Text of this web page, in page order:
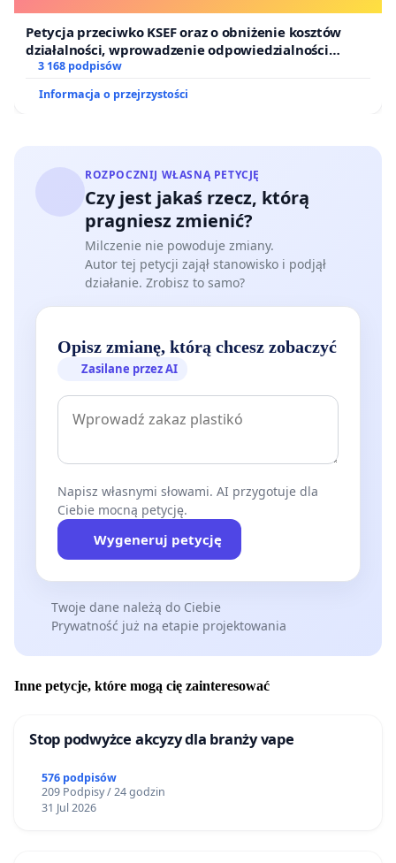
Petycja przeciwko KSEF oraz o obniżenie kosztów
działalności, wprowadzenie odpowiedzialności
finansowej kluczowych urzędników i sędziów
3 168 podpisów
Informacja o przejrzystości
ROZPOCZNIJ WŁASNĄ PETYCJĘ
Czy jest jakaś rzecz, którą
pragniesz zmienić?
Milczenie nie powoduje zmiany.
Autor tej petycji zajął stanowisko i podjął
działanie. Zrobisz to samo?
Opisz zmianę, którą chcesz zobaczyć
Zasilane przez AI
Napisz własnymi słowami. AI przygotuje dla
Ciebie mocną petycję.
Wygeneruj petycję
Twoje dane należą do Ciebie
Prywatność już na etapie projektowania
Inne petycje, które mogą cię zainteresować
Stop podwyżce akcyzy dla branży vape
576 podpisów
209 Podpisy / 24 godzin
31 Jul 2026